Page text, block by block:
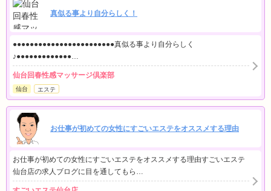
真似る事より自分らしく！
●●●●●●●●●●●●●●●●●●●●●●●●真似る事より自分らしく
♪●●●●●●●●●●●●●…
仙台回春性感マッサージ倶楽部
仙台 エステ
お仕事が初めての女性にすごいエステをオススメする理由
お仕事が初めての女性にすごいエステをオススメする理由すごいエステ
仙台店の求人ブログに目を通してもら…